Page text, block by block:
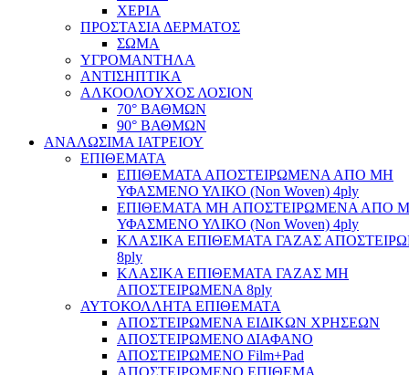
ΧΕΡΙΑ
ΠΡΟΣΤΑΣΙΑ ΔΕΡΜΑΤΟΣ
ΣΩΜΑ
ΥΓΡΟΜΑΝΤΗΛΑ
ΑΝΤΙΣΗΠΤΙΚΑ
ΑΛΚΟΟΛΟΥΧΟΣ ΛΟΣΙΟΝ
70° ΒΑΘΜΩΝ
90° ΒΑΘΜΩΝ
ΑΝΑΛΩΣΙΜΑ ΙΑΤΡΕΙΟΥ
ΕΠΙΘΕΜΑΤΑ
ΕΠΙΘΕΜΑΤΑ ΑΠΟΣΤΕΙΡΩΜΕΝΑ ΑΠΟ ΜΗ
ΥΦΑΣΜΕΝΟ ΥΛΙΚΟ (Non Woven) 4ply
ΕΠΙΘΕΜΑΤΑ ΜΗ ΑΠΟΣΤΕΙΡΩΜΕΝΑ ΑΠΟ
ΥΦΑΣΜΕΝΟ ΥΛΙΚΟ (Non Woven) 4ply
ΚΛΑΣΙΚΑ ΕΠΙΘΕΜΑΤΑ ΓΑΖΑΣ
8ply
ΚΛΑΣΙΚΑ ΕΠΙΘΕΜΑΤΑ ΓΑΖΑΣ ΜΗ
ΑΠΟΣΤΕΙΡΩΜΕΝΑ 8ply
ΑΥΤΟΚΟΛΛΗΤΑ ΕΠΙΘΕΜΑΤΑ
ΑΠΟΣΤΕΙΡΩΜΕΝΑ ΕΙΔΙΚΩΝ ΧΡΗΣΕΩΝ
ΑΠΟΣΤΕΙΡΩΜΕΝΟ ΔΙΑΦΑΝΟ
ΑΠΟΣΤΕΙΡΩΜΕΝΟ Film+Pad
ΑΠΟΣΤΕΙΡΩΜΕΝΟ ΕΠΙΘΕΜΑ